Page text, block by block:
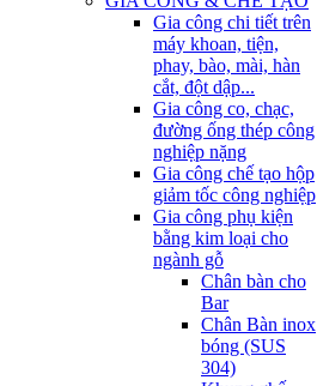
Gia công chi tiết trên
máy khoan, tiện,
phay, bào, mài, hàn
cắt, đột dập...
Gia công co, chạc,
đường ống thép công
nghiệp nặng
Gia công chế tạo hộp
giảm tốc công nghiệp
Gia công phụ kiện
bằng kim loại cho
ngành gỗ
Chân bàn cho
Bar
Chân Bàn inox
bóng (SUS
304)